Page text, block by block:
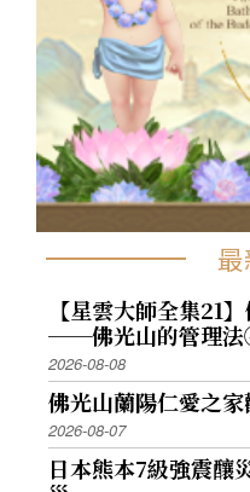
【星雲大師全集21
──佛光山的管理
2026-08-08
佛光山蘭陽仁愛之
2026-08-07
日本熊本7級強震